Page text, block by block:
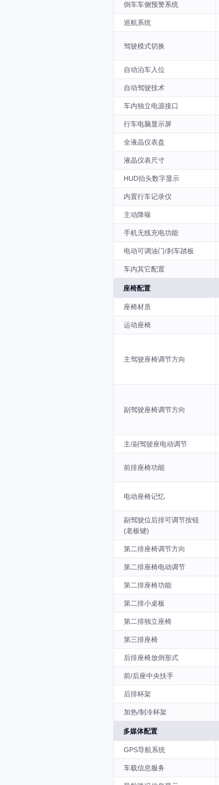
倒车车侧预警系统
巡航系统
驾驶模式切换
自动泊车入位
自动驾驶技术
车内独立电源接口
行车电脑显示屏
全液晶仪表盘
液晶仪表尺寸
HUD抬头数字显示
内置行车记录仪
主动降噪
手机无线充电功能
电动可调油门/刹车踏板
车内其它配置
座椅配置
座椅材质
运动座椅
主驾驶座椅调节方向
副驾驶座椅调节方向
主/副驾驶座电动调节
前排座椅功能
电动座椅记忆
副驾驶位后排可调节按钮
(老板键)
第二排座椅调节方向
第二排座椅电动调节
第二排座椅功能
第二排小桌板
第二排独立座椅
第三排座椅
后排座椅放倒形式
前/后座中央扶手
后排杯架
加热/制冷杯架
多媒体配置
GPS导航系统
车载信息服务